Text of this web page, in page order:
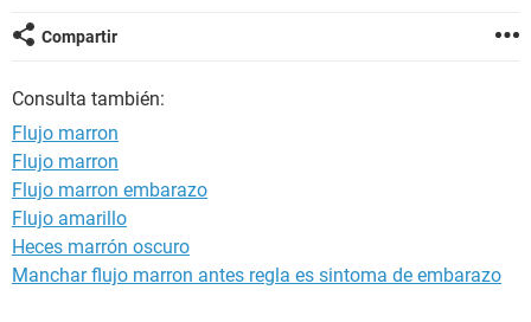
GLOSARIO
Compartir
Consulta también:
Flujo marron
Flujo marron
Flujo marron embarazo
Flujo amarillo
Heces marrón oscuro
Manchar flujo marron antes regla es sintoma de embarazo